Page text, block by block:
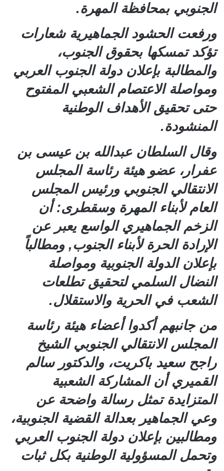
الجنوبي بمحافظة المهرة.
ورفعت الحشود الجماهيرية شعارات
تؤكد تمسكها بحقوق الجنوب،
والمطالبة بإعلان دولة الجنوب العربي
ومواصلة الاعتصام الشعبي المفتوح
حتى تحقيق الأهداف الوطنية
المنشودة.
وقال السلطان عبدالله بن عيسى بن
عفرار، عضو هيئة رئاسة المجلس
الانتقالي الجنوبي ورئيس المجلس
العام لأبناء المهرة وسقطرى: أن
الزخم الجماهيري الواسع يعبر عن
الإرادة الحرة لأبناء الجنوب, ومطالباً
بإعلان الدولة الجنوبية ومواصلة
النضال السلمي لتحقيق تطلعات
الشعب في الحرية والاستقلال.
من جانبهم أكدوا أعضاء هيئة رئاسة
المجلس الانتقالي الجنوبي الشيخ
راجح سعيد باكريت، والدكتور سالم
القميري أن المشاركة الشعبية
المتزايدة تمثل رسالة واضحة عن
وعي الجماهير بعدالة القضية الجنوبية،
ومطالبين بإعلان دولة الجنوب العربي
وتحمل المسؤولية الوطنية بكل ثبات